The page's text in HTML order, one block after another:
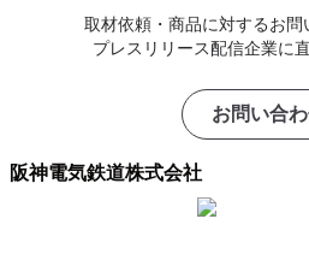
取材依頼・商品に対するお問
プレスリリース配信企業に
お問い合
阪神電気鉄道株式会社